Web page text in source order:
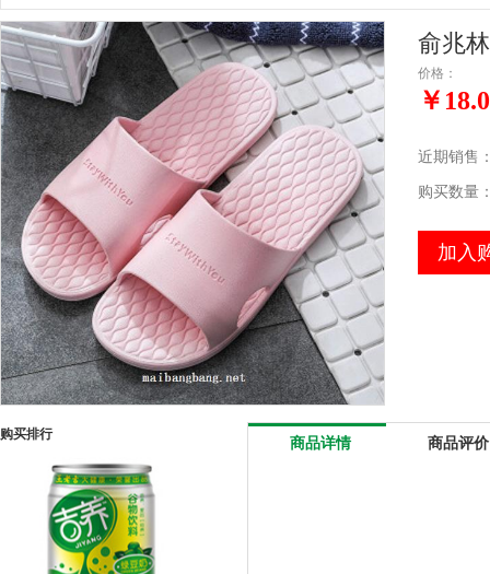
俞兆
价格：
￥
近期销售
购买数量
加入
购买排行 商品详情 商品评价